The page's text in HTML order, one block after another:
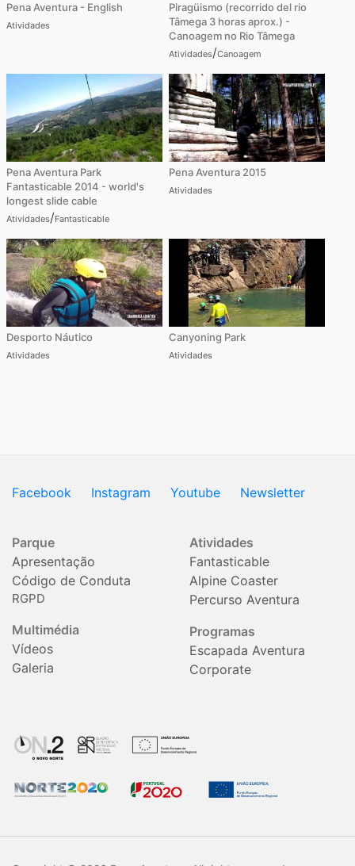
Pena Aventura - English
Atividades
Piragüismo (recorrido del rio
Tâmega 3 horas aprox.) -
Canoagem no Rio Tâmega
Atividades/Canoagem
Pena Aventura Park
Fantasticable 2014 - world's
longest slide cable
Atividades/Fantasticable
Pena Aventura 2015
Atividades
Desporto Náutico
Atividades
Canyoning Park
Atividades
Facebook Instagram Youtube Newsletter
Parque
Apresentação
Código de Conduta
RGPD
Multimédia
Vídeos
Galeria
Atividades
Fantasticable
Alpine Coaster
Percurso Aventura
Programas
Escapada Aventura
Corporate